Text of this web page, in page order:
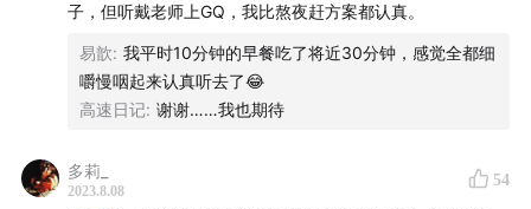
用女性的形象去做一种结构性的镜像表述时，表述
的其实不是性别。
“男导演的笔下只有女性形象，并没有我心目中真正
68:06 关于本次“FIRST FRAME第一帧”单元最佳影片《这
子，但听戴老师上GQ，我比熬夜赶方案都认真。
易歆: 我平时10分钟的早餐吃了将近30分钟，感觉全都细
嚼慢咽起来认真听去了😂
高速日记: 谢谢……我也期待
多莉_
2023.8.08
54